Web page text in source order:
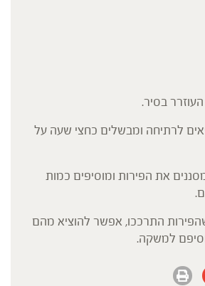
בסיר.
לרתיחה ומבשלים כחצי שעה על
את הפירות ומוסיפים כמות
התרככו, אפשר להוציא מהם
למשקה.